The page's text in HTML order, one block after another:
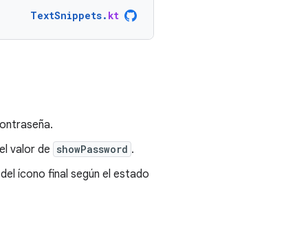
TextSnippets. kt
valor de showPassword .
ícono final según el estado